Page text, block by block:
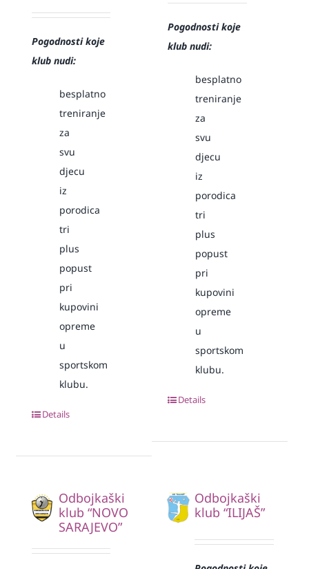
Pogodnosti koje
klub nudi:
besplatno
treniranje
za
svu
djecu
iz
porodica
tri
plus
popust
pri
kupovini
opreme
u
sportskom
klubu.
Details
Pogodnosti koje
klub nudi:
besplatno
treniranje
za
svu
djecu
iz
porodica
tri
plus
popust
pri
kupovini
opreme
u
sportskom
klubu.
Details
Odbojkaški
klub “NOVO
SARAJEVO”
Odbojkaški
klub “ILIJAŠ”